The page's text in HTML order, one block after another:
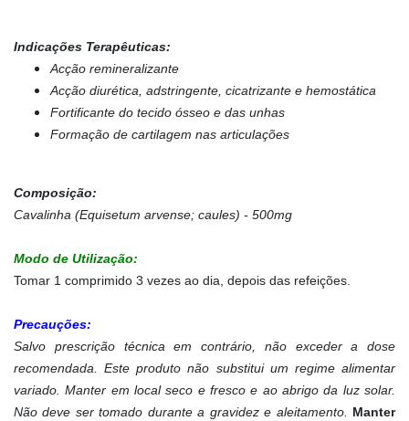
Indicações Terapêuticas:
Acção remineralizante
Acção diurética, adstringente, cicatrizante e hemostática
Fortificante do tecido ósseo e das unhas
Formação de cartilagem nas articulações
Composição:
Cavalinha (Equisetum arvense; caules) - 500mg
Modo de Utilização:
Tomar 1 comprimido 3 vezes ao dia, depois das refeições.
Precauções:
Salvo prescrição técnica em contrário, não exceder a dose
recomendada. Este produto não substitui um regime alimentar
variado. Manter em local seco e fresco e ao abrigo da luz solar.
Não deve ser tomado durante a gravidez e aleitamento. Manter